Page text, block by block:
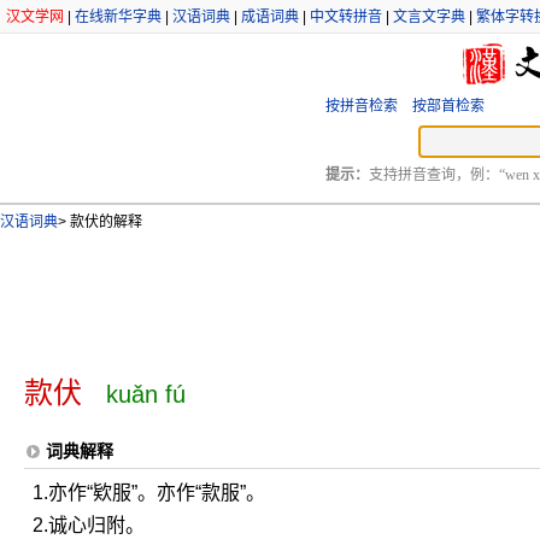
汉文学网 在线新华字典 汉语词典 成语词典 中文转拼音 文言文字典 繁体字转
按拼音检索 按部首检索
提示： 支持拼音查询，例：“wen
汉语词典> 款伏的解释
款伏 kuǎn fú
词典解释
1.亦作“欵服”。亦作“款服”。
2.诚心归附。